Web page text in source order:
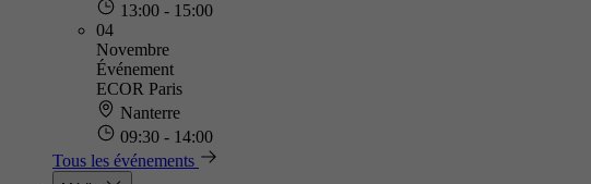
13:00 - 15:00
04
Novembre
Événement
ECOR Paris
Nanterre
09:30 - 14:00
Tous les événements